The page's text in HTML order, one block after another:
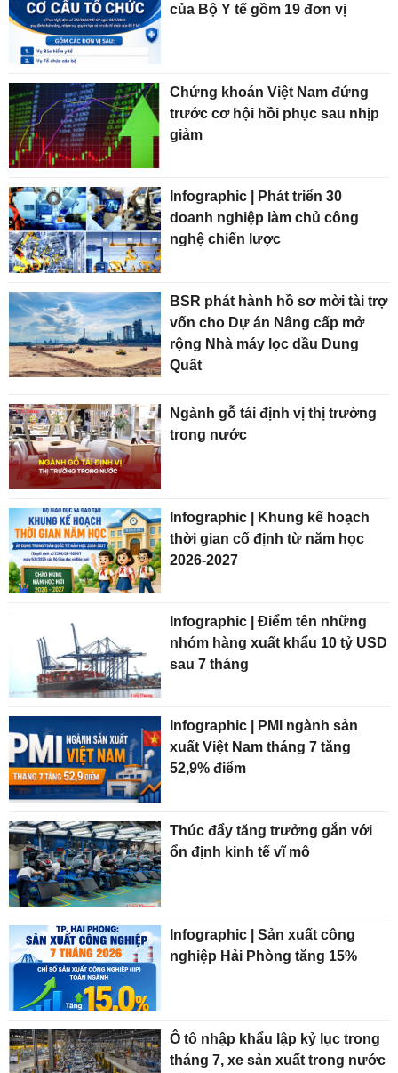
của Bộ Y tế gồm 19 đơn vị
Chứng khoán Việt Nam đứng
trước cơ hội hồi phục sau nhịp
giảm
Infographic | Phát triển 30
doanh nghiệp làm chủ công
nghệ chiến lược
BSR phát hành hồ sơ mời tài trợ
vốn cho Dự án Nâng cấp mở
rộng Nhà máy lọc dầu Dung
Quất
Ngành gỗ tái định vị thị trường
trong nước
Infographic | Khung kế hoạch
thời gian cố định từ năm học
2026-2027
Infographic | Điểm tên những
nhóm hàng xuất khẩu 10 tỷ USD
sau 7 tháng
Infographic | PMI ngành sản
xuất Việt Nam tháng 7 tăng
52,9% điểm
Thúc đẩy tăng trưởng gắn với
ổn định kinh tế vĩ mô
Infographic | Sản xuất công
nghiệp Hải Phòng tăng 15%
Ô tô nhập khẩu lập kỷ lục trong
tháng 7, xe sản xuất trong nước